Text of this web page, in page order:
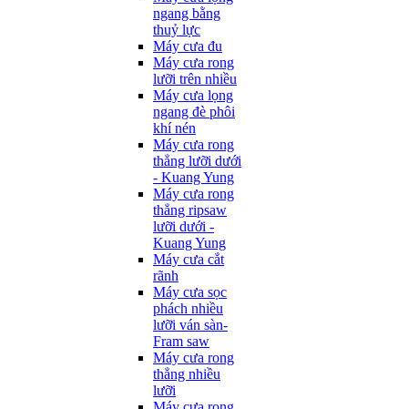
ngang bằng
thuỷ lực
Máy cưa đu
Máy cưa rong
lưỡi trên nhiều
Máy cưa lọng
ngang đè phôi
khí nén
Máy cưa rong
thẳng lưỡi dưới
- Kuang Yung
Máy cưa rong
thẳng ripsaw
lưỡi dưới -
Kuang Yung
Máy cưa cắt
rãnh
Máy cưa sọc
phách nhiều
lưỡi ván sàn-
Fram saw
Máy cưa rong
thẳng nhiều
lưỡi